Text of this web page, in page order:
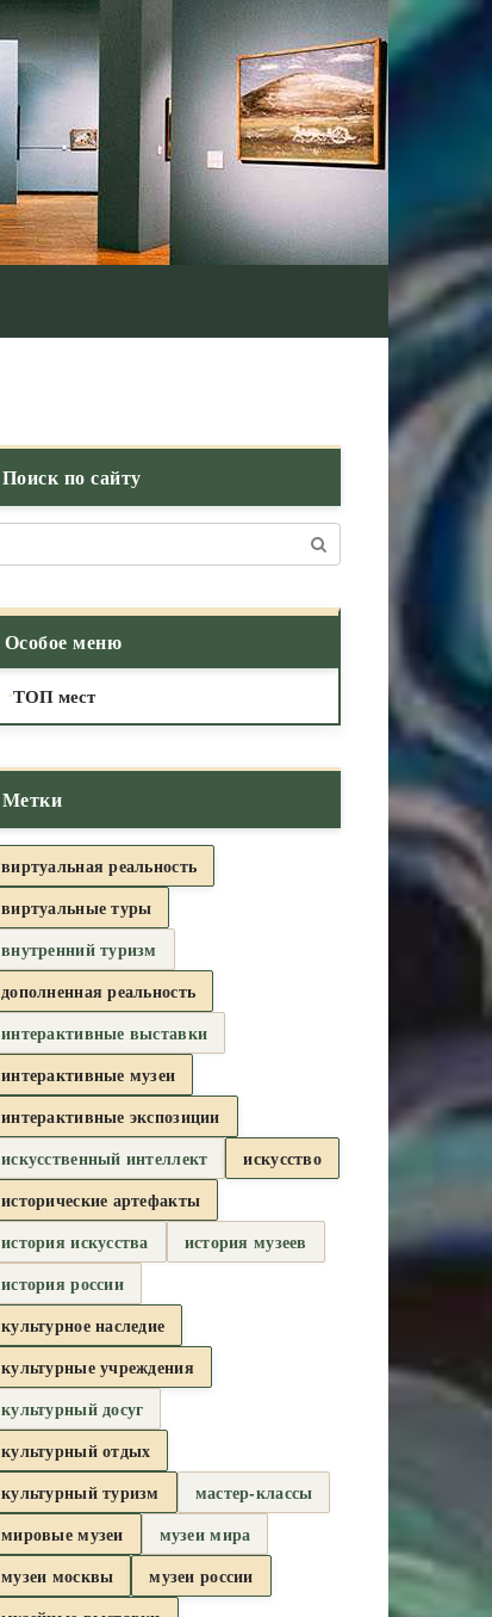
Поиск по сайту
Особое меню
ТОП мест
Метки
виртуальная реальность
виртуальные туры
внутренний туризм
дополненная реальность
интерактивные выставки
интерактивные музеи
интерактивные экспозиции
искусственный интеллект
искусство
исторические артефакты
история искусства
история музеев
история россии
культурное наследие
культурные учреждения
культурный досуг
культурный отдых
культурный туризм
мастер-классы
мировые музеи
музеи мира
музеи москвы
музеи россии